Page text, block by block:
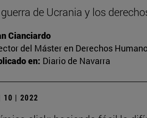
de Ucrania y los
Cianciardo
del Máster en Derechos
en: Diario de Navarra
10 | 2022